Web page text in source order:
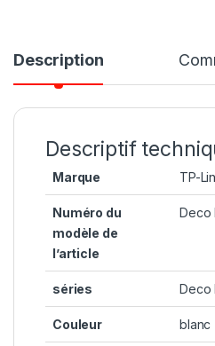
Description
Descriptif
Marque ‎TP-
Numéro du
modèle de
l’article
‎Deco
séries ‎Deco
Couleur ‎blanc